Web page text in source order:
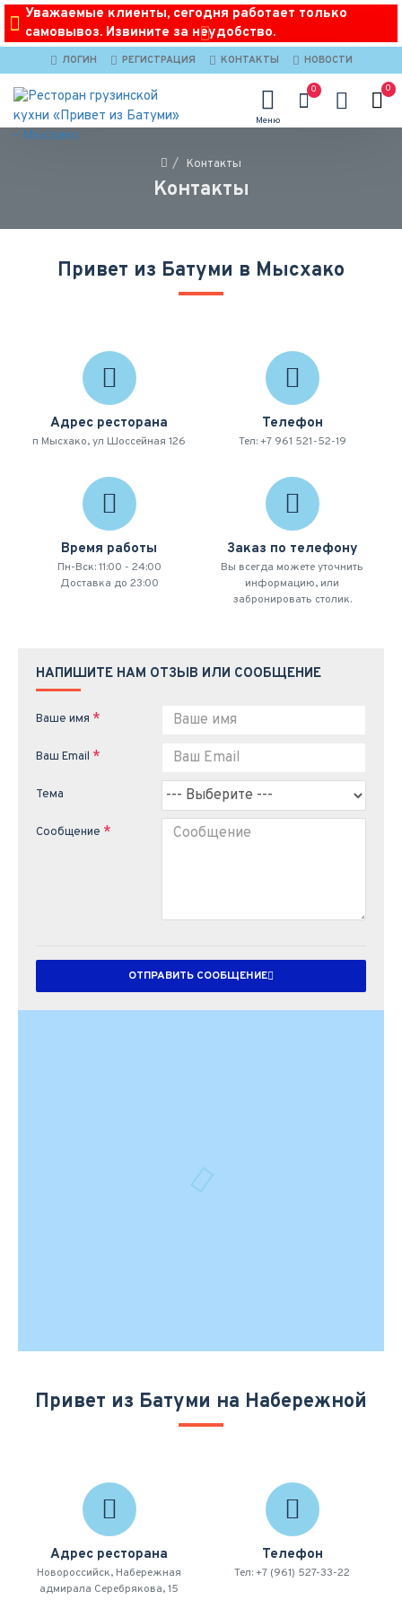
Уважаемые клиенты, сегодня работает только
самовывоз. Извините за неудобство.
ЛОГИН РЕГИСТРАЦИЯ КОНТАКТЫ НОВОСТИ
0 0
Контакты
Контакты
Привет из Батуми в Мысхако
Адрес ресторана
п Мысхако, ул Шоссейная 126
Телефон
Тел: +7 961 521-52-19
Время работы
Пн-Вск: 11:00 - 24:00
Доставка до 23:00
Заказ по телефону
Вы всегда можете уточнить
информацию, или
забронировать столик.
НАПИШИТЕ НАМ ОТЗЫВ ИЛИ СООБЩЕНИЕ
Ваше имя
Ваш Email
Тема
Сообщение
ОТПРАВИТЬ СООБЩЕНИЕ
Привет из Батуми на Набережной
Адрес ресторана
Новороссийск, Набережная
адмирала Серебрякова, 15
Телефон
Тел: +7 (961) 527-33-22